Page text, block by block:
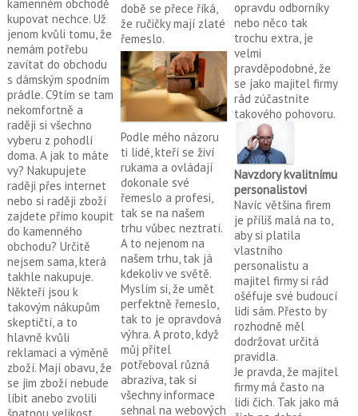
kamenném obchodě
kupovat nechce. Už
jenom kvůli tomu, že
nemám potřebu
zavítat do obchodu
s dámským spodním
prádle. C9tím se tam
nekomfortně a
raději si všechno
vyberu z pohodlí
doma. A jak to máte
vy? Nakupujete
raději přes internet
nebo si raději zboží
zajdete přímo koupit
do kamenného
obchodu? Určitě
nejsem sama, která
takhle nakupuje.
Někteří jsou k
takovým nákupům
skeptičtí, a to
hlavně kvůli
reklamaci a výměně
zboží. Mají obavu, že
se jim zboží nebude
líbit anebo zvolili
době se přece říká,
že ručičky mají zlaté
řemeslo.
Podle mého názoru
ti lidé, kteří se živí
rukama a ovládají
dokonale své
řemeslo a profesi,
tak se na našem
trhu vůbec neztratí.
A to nejenom na
našem trhu, tak já
kdekoliv ve světě.
Myslím si, že umět
perfektně řemeslo,
tak to je opravdová
výhra. A proto, když
můj přítel
potřeboval různá
abraziva, tak si
všechny informace
sehnal na webových
opravdu odborníky
nebo něco tak
trochu extra, je
velmi
pravděpodobné, že
se jako majitel firmy
rád zúčastníte
takového pohovoru.
Navzdory kvalitnímu
personalistovi
Navíc většina firem
je příliš malá na to,
aby si platila
vlastního
personalistu a
majitel firmy si rád
ošéfuje své budoucí
lidi sám. Přesto by
rozhodně měl
dodržovat určitá
pravidla.
Je pravda, že majitel
firmy má často na
lidi čich. Tak jako má